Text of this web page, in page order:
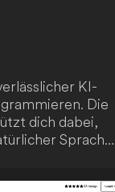
KI-
Die
dich dabei,
Sprache